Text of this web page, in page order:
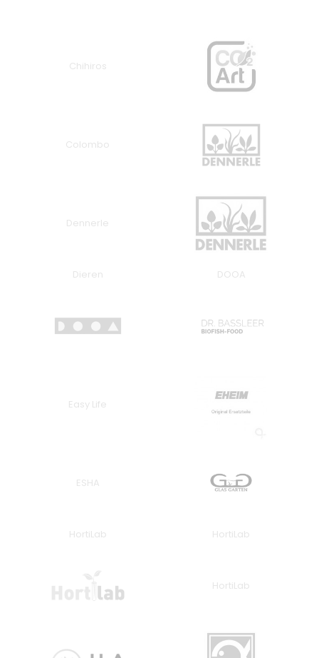
Chihiros
Colombo
Dennerle
Dieren DOOA
Easy Life
ESHA
HortiLab HortiLab
HortiLab